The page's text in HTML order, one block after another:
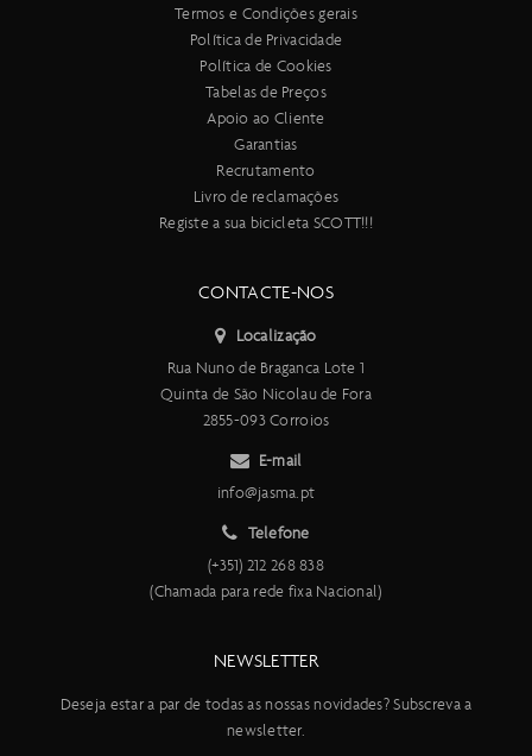
Termos e Condições gerais
Política de Privacidade
Política de Cookies
Tabelas de Preços
Apoio ao Cliente
Garantias
Recrutamento
Livro de reclamações
Registe a sua bicicleta SCOTT!!!
CONTACTE-NOS
Localização
Rua Nuno de Braganca Lote 1
Quinta de São Nicolau de Fora
2855-093 Corroios
E-mail
info@jasma.pt
Telefone
(+351) 212 268 838
(Chamada para rede fixa Nacional)
NEWSLETTER
Deseja estar a par de todas as nossas novidades? Subscreva a
newsletter.